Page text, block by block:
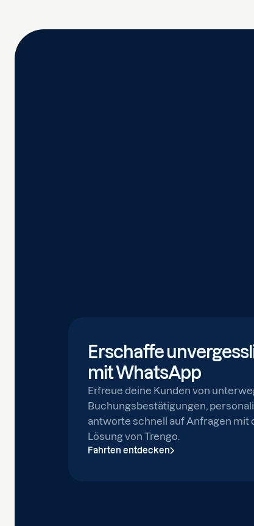
Erschaffe
mit WhatsApp
Erfreue deine Kunden von
Buchungsbestätigungen,
antworte schnell auf Anfragen mit
Lösung von Trengo.
Fahrten entdecken